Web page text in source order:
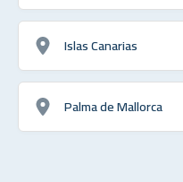
Islas Canarias
Palma de Mallorca